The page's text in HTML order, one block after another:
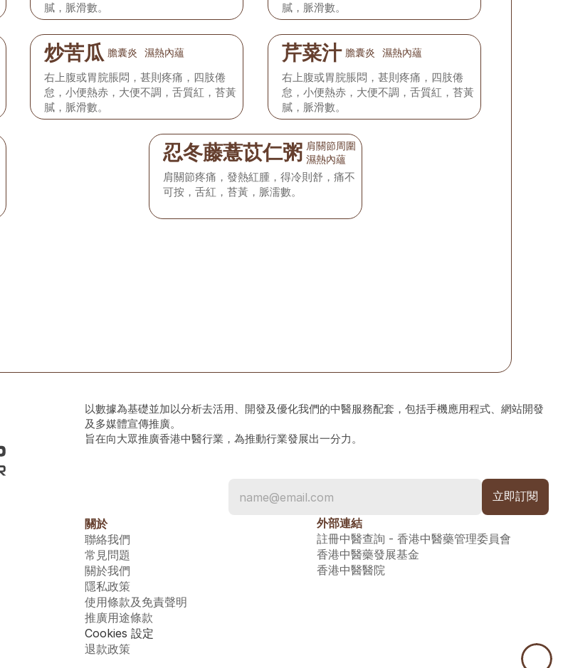
膩，脈滑數。
膩，脈滑數。
炒苦瓜 膽囊炎 濕熱內蘊
右上腹或胃脘脹悶，甚則疼痛，四肢倦
怠，小便熱赤，大便不調，舌質紅，苔黃
膩，脈滑數。
芹菜汁 膽囊炎 濕熱內蘊
右上腹或胃脘脹悶，甚則疼痛，四肢倦
怠，小便熱赤，大便不調，舌質紅，苔黃
膩，脈滑數。
忍冬藤薏苡仁粥 肩關節周圍炎
濕熱內蘊
肩關節疼痛，發熱紅腫，得冷則舒，痛不
可按，舌紅，苔黃，脈濡數。
以數據為基礎並加以分析去活用、開發及優化我們的中醫服務配套，包括手機應用程式、網站開發
及多媒體宣傳推廣。
旨在向大眾推廣香港中醫行業，為推動行業發展出一分力。
關於
聯絡我們
常見問題
關於我們
隱私政策
使用條款及免責聲明
推廣用途條款
Cookies 設定
退款政策
外部連結
註冊中醫查詢 - 香港中醫藥管理委員會
香港中醫藥發展基金
香港中醫醫院